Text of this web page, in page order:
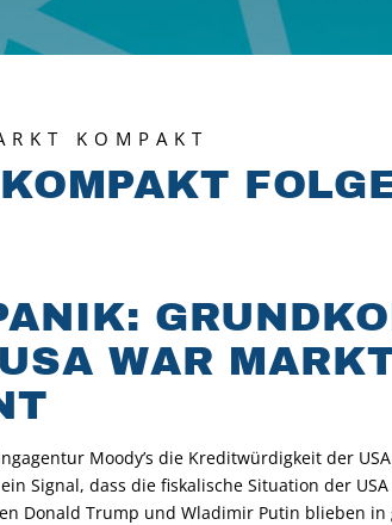
KOMPAKT
WAR
Moody’s die Kreditwürdigkeit der
Signal, dass die fiskalische Situation der
Donald Trump und Wladimir Putin blieben